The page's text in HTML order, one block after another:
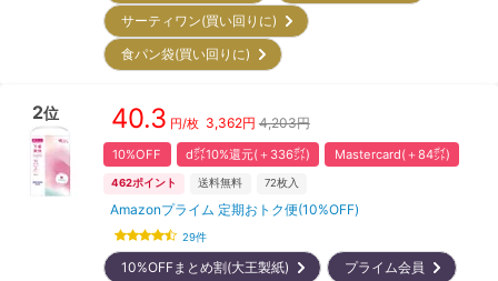
サーティワン(買い回りに)
食パン袋(買い回りに)
2位 40.3 円/枚 3,362円 4,203円
10%OFF d㌽10%還元(＋336㌽) Mastercard(＋84㌽)
462ポイント 送料無料 72枚入
Amazonプライム 定期おトク便(10%OFF)
29件
10%OFFまとめ割(大王製紙)
プライム会員